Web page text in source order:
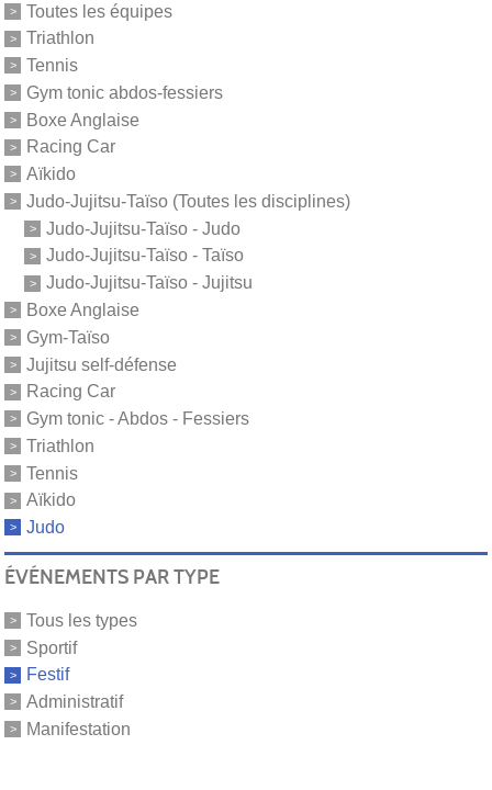
Toutes les équipes
Triathlon
Tennis
Gym tonic abdos-fessiers
Boxe Anglaise
Racing Car
Aïkido
Judo-Jujitsu-Taïso (Toutes les disciplines)
Judo-Jujitsu-Taïso - Judo
Judo-Jujitsu-Taïso - Taïso
Judo-Jujitsu-Taïso - Jujitsu
Boxe Anglaise
Gym-Taïso
Jujitsu self-défense
Racing Car
Gym tonic - Abdos - Fessiers
Triathlon
Tennis
Aïkido
Judo
ÉVÉNEMENTS PAR TYPE
Tous les types
Sportif
Festif
Administratif
Manifestation